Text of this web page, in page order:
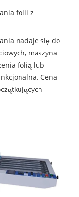
folii z
nadaje się do
maszyna
folią lub
Cena